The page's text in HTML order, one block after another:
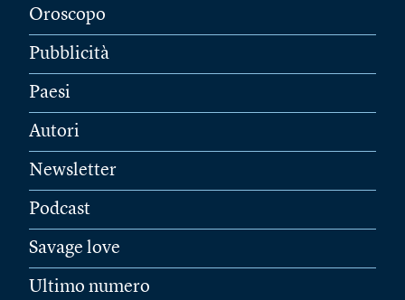
Oroscopo
Pubblicità
Paesi
Autori
Newsletter
Podcast
Savage love
Ultimo numero